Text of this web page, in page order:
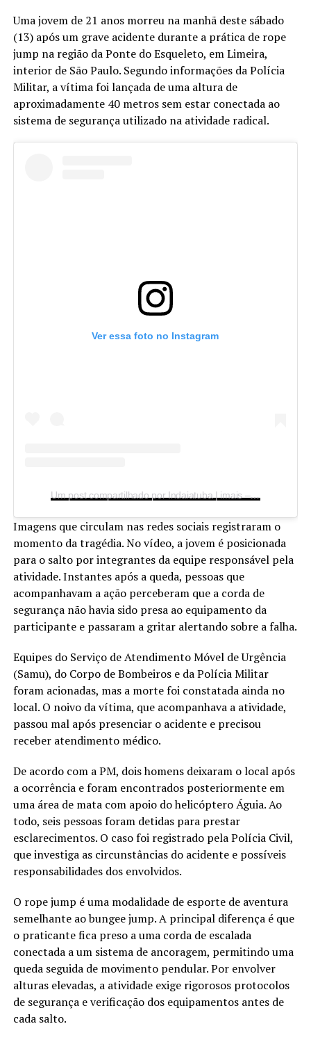
Uma jovem de 21 anos morreu na manhã deste sábado
(13) após um grave acidente durante a prática de rope
jump na região da Ponte do Esqueleto, em Limeira,
interior de São Paulo. Segundo informações da Polícia
Militar, a vítima foi lançada de uma altura de
aproximadamente 40 metros sem estar conectada ao
sistema de segurança utilizado na atividade radical.
Ver essa foto no Instagram
Um post compartilhado por Indaiatuba | imais – portal de notícias (@imaisonline)
Imagens que circulam nas redes sociais registraram o
momento da tragédia. No vídeo, a jovem é posicionada
para o salto por integrantes da equipe responsável pela
atividade. Instantes após a queda, pessoas que
acompanhavam a ação perceberam que a corda de
segurança não havia sido presa ao equipamento da
participante e passaram a gritar alertando sobre a falha.
Equipes do Serviço de Atendimento Móvel de Urgência
(Samu), do Corpo de Bombeiros e da Polícia Militar
foram acionadas, mas a morte foi constatada ainda no
local. O noivo da vítima, que acompanhava a atividade,
passou mal após presenciar o acidente e precisou
receber atendimento médico.
De acordo com a PM, dois homens deixaram o local após
a ocorrência e foram encontrados posteriormente em
uma área de mata com apoio do helicóptero Águia. Ao
todo, seis pessoas foram detidas para prestar
esclarecimentos. O caso foi registrado pela Polícia Civil,
que investiga as circunstâncias do acidente e possíveis
responsabilidades dos envolvidos.
O rope jump é uma modalidade de esporte de aventura
semelhante ao bungee jump. A principal diferença é que
o praticante fica preso a uma corda de escalada
conectada a um sistema de ancoragem, permitindo uma
queda seguida de movimento pendular. Por envolver
alturas elevadas, a atividade exige rigorosos protocolos
de segurança e verificação dos equipamentos antes de
cada salto.